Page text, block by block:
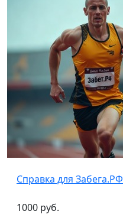
Справка для Забега.РФ
1000 руб.